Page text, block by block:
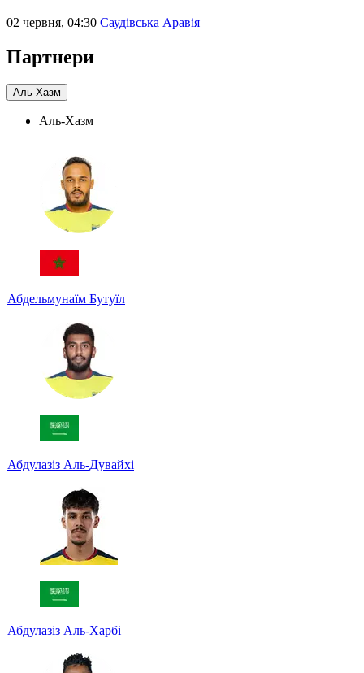
02 червня, 04:30 Саудівська Аравія
Партнери
Аль-Хазм
Аль-Хазм
Абдельмунаїм Бутуїл
Абдулазіз Аль-Дувайхі
Абдулазіз Аль-Харбі